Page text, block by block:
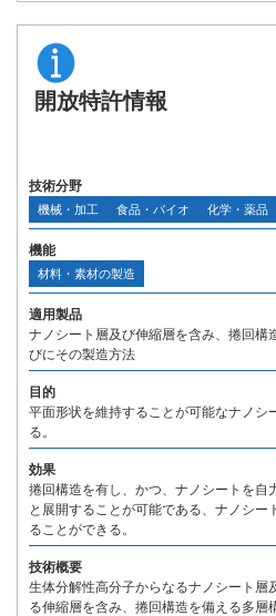
開放特許情報
技術分野
機械・加工 食品・バイオ 化学・薬品
機能
材料・素材の製造
適用製品
ナノシート層及び伸縮層を含み、捲回構
びにその製造方法
目的
平面形状を維持することが可能なナノシ
る。
効果
捲回構造を有し、かつ、ナノシートを自
と展開することが可能である、ナノシ
ることができる。
技術概要
生体分解性高分子からなるナノシート層
る伸縮層を含み、捲回構造を備える多層